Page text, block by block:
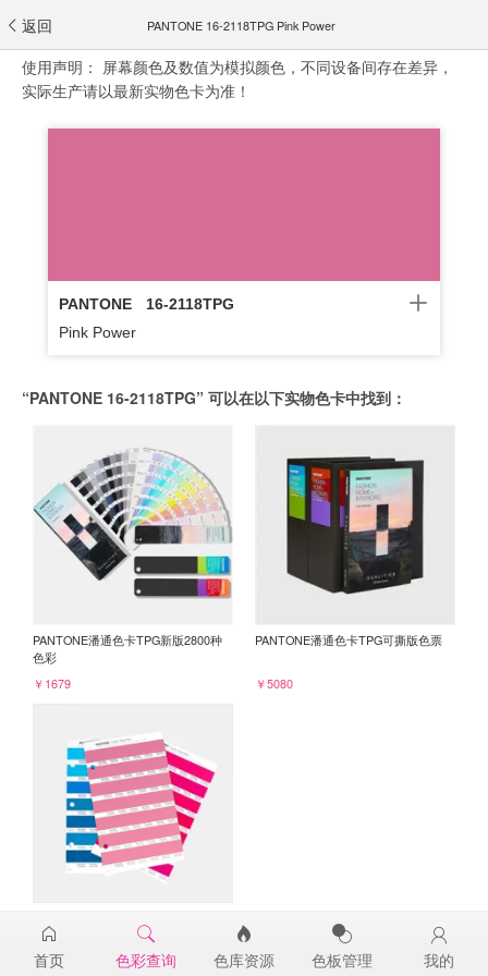
返回 PANTONE 16-2118TPG Pink Power
使用声明： 屏幕颜色及数值为模拟颜色，不同设备间存在差异，
实际生产请以最新实物色卡为准！
PANTONE
16-2118TPG
Pink Power
“PANTONE 16-2118TPG” 可以在以下实物色卡中找到：
PANTONE潘通色卡TPG新版2800种
色彩
￥1679
PANTONE潘通色卡TPG可撕版色票
￥5080
16-2118TPG
￥98
首页 色彩查询 色库资源 色板管理 我的